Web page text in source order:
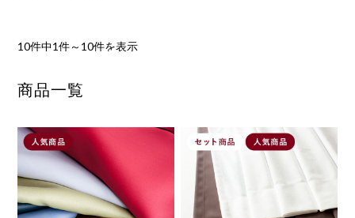
10件中1件～10件を表示
商品一覧